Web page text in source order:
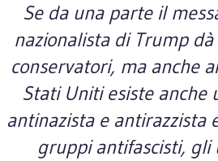
Se da una parte il
nazionalista di Trump
conservatori, ma anche
Stati Uniti esiste anche
antinazista e antirazzista
gruppi antifascisti, gli